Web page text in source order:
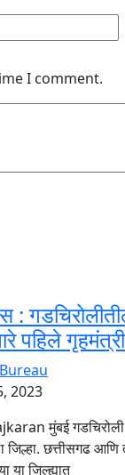
I comment.
पहिले गृहमंत्री
2023
मुंबई गडचिरोली
छत्तीसगढ आणि
जिल्ह्यात